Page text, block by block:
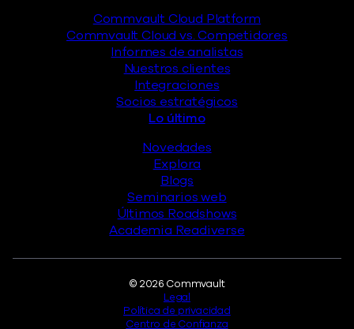
Commvault Cloud Platform
Commvault Cloud vs. Competidores
Informes de analistas
Nuestros clientes
Integraciones
Socios estratégicos
Lo último
Novedades
Explora
Blogs
Seminarios web
Últimos Roadshows
Academia Readiverse
© 2026 Commvault
Legal
Política de privacidad
Centro de Confianza